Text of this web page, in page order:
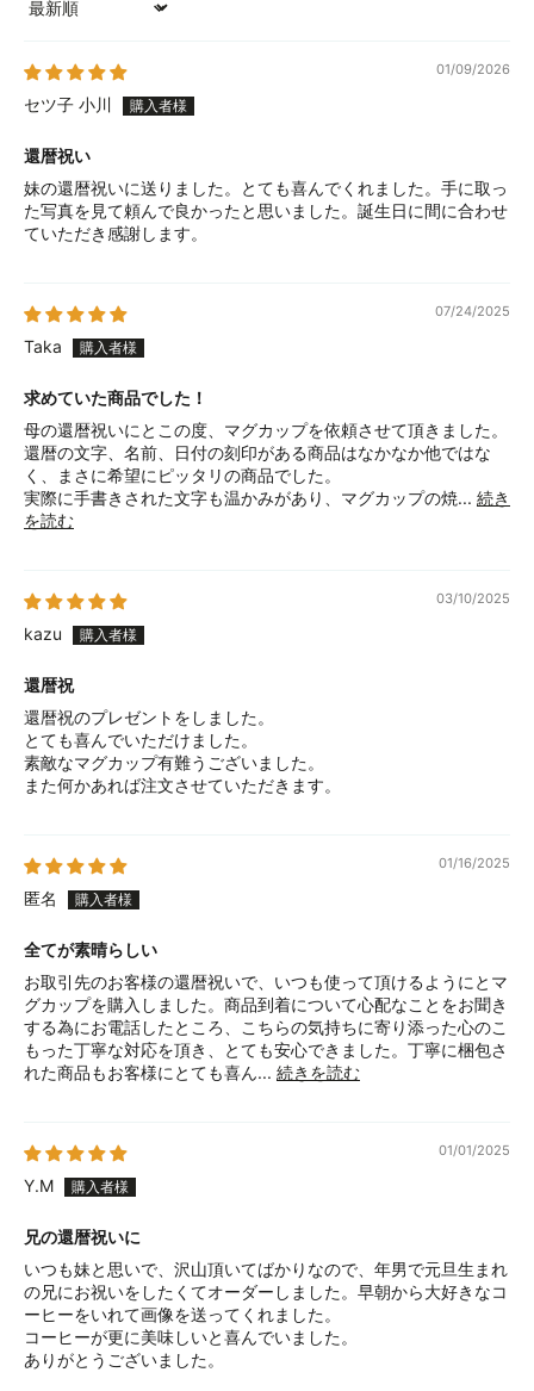
Sort by
01/09/2026
セツ子 小川
還暦祝い
妹の還暦祝いに送りました。とても喜んでくれました。手に取っ
た写真を見て頼んで良かったと思いました。誕生日に間に合わせ
ていただき感謝します。
07/24/2025
Taka
求めていた商品でした！
母の還暦祝いにとこの度、マグカップを依頼させて頂きました。
還暦の文字、名前、日付の刻印がある商品はなかなか他ではな
く、まさに希望にピッタリの商品でした。
実際に手書きされた文字も温かみがあり、マグカップの焼... 続き
を読む
03/10/2025
kazu
還暦祝
還暦祝のプレゼントをしました。
とても喜んでいただけました。
素敵なマグカップ有難うございました。
また何かあれば注文させていただきます。
01/16/2025
匿名
全てが素晴らしい
お取引先のお客様の還暦祝いで、いつも使って頂けるようにとマ
グカップを購入しました。商品到着について心配なことをお聞き
する為にお電話したところ、こちらの気持ちに寄り添った心のこ
もった丁寧な対応を頂き、とても安心できました。丁寧に梱包さ
れた商品もお客様にとても喜ん... 続きを読む
01/01/2025
Y.M
兄の還暦祝いに
いつも妹と思いで、沢山頂いてばかりなので、年男で元旦生まれ
の兄にお祝いをしたくてオーダーしました。早朝から大好きなコ
ーヒーをいれて画像を送ってくれました。
コーヒーが更に美味しいと喜んでいました。
ありがとうございました。